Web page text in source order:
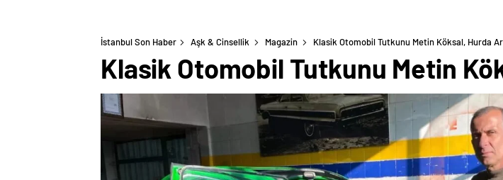
İstanbul Son Haber Aşk & Cinsellik Magazin Klasik Otomobil Tutkunu Metin Köksal, Hurda
Klasik Otomobil Tutkunu Metin